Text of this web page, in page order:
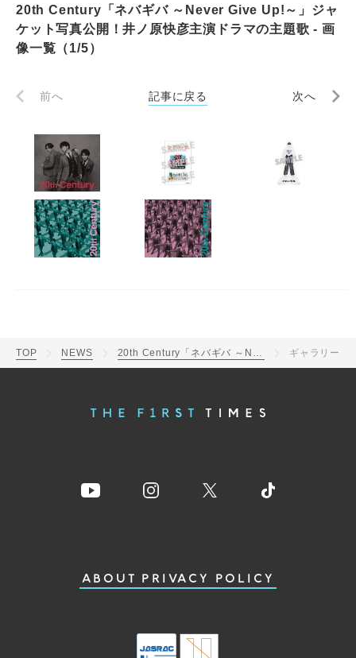
20th Century「ネバギバ ～Never Give Up!～」ジャ
ケット写真公開！井ノ原快彦主演ドラマの主題歌 - 画
像一覧（1/5）
前へ 記事に戻る 次へ
TOP NEWS ギャラリー
ABOUT PRIVACY POLICY